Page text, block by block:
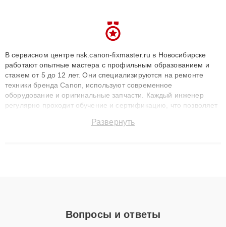
В сервисном центре nsk.canon-fixmaster.ru в Новосибирске
работают опытные мастера с профильным образованием и
стажем от 5 до 12 лет. Они специализируются на ремонте
техники бренда Canon, используют современное
оборудование и оригинальные запчасти. Каждый инженер
регулярно проходит обучение и сертификацию, что позволяет
технику с сохранением гарантии до 3 лет. Наши мастера
Развернуть
Вопросы и ответы